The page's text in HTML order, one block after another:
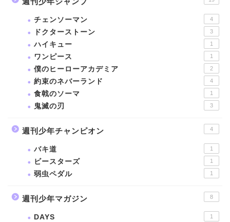
チェンソーマン 4
ドクターストーン 3
ハイキュー 1
ワンピース 1
僕のヒーローアカデミア 2
約束のネバーランド 4
食戟のソーマ 1
鬼滅の刃 3
週刊少年チャンピオン 4
バキ道 1
ビースターズ 1
弱虫ペダル 1
週刊少年マガジン 8
DAYS 1